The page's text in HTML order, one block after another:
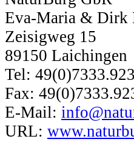
Eva-Maria & Dirk
Zeisigweg 15
89150 Laichingen
Tel:
Fax:
E-Mail:
URL: